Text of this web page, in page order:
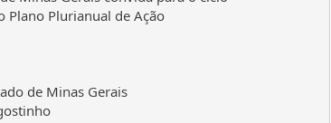
Plano Plurianual de Ação
de Minas Gerais